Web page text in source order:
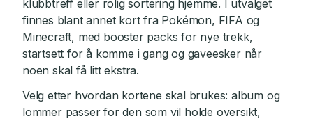
klubbtreff eller rolig sortering hjemme. I utvalget
finnes blant annet kort fra Pokémon, FIFA og
Minecraft, med booster packs for nye trekk,
startsett for å komme i gang og gaveesker når
noen skal få litt ekstra.
Velg etter hvordan kortene skal brukes: album og
lommer passer for den som vil holde oversikt,